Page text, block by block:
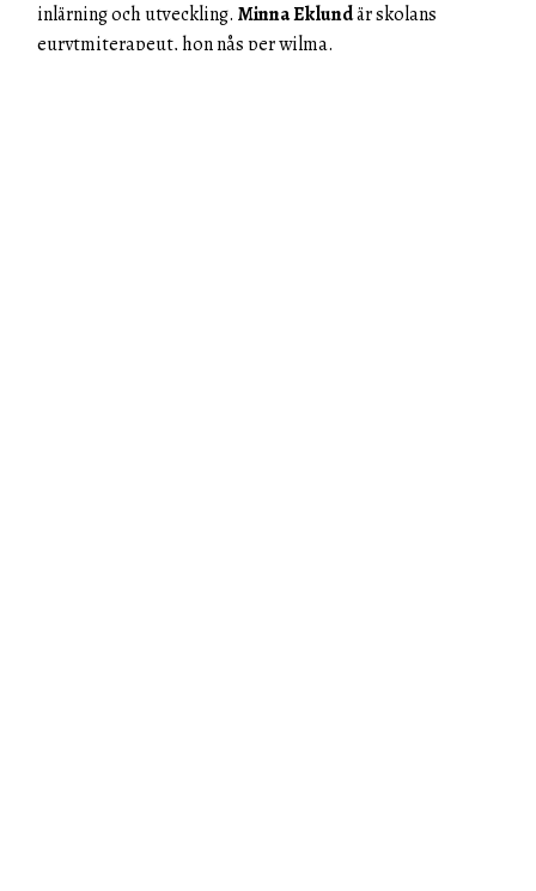
inlärning och utveckling. Minna Eklundär skolans
eurytmiterapeut, hon nås per wilma.